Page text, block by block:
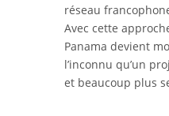
réseau
Avec cette
Panama devient
l’inconnu qu’un
et beaucoup plus